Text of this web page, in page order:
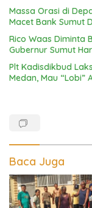
Massa Orasi di
Macet Bank Sumut
Rico Waas Diminta
Gubernur Sumut
Plt Kadisdikbud
Medan, Mau “Lobi”
Baca Juga